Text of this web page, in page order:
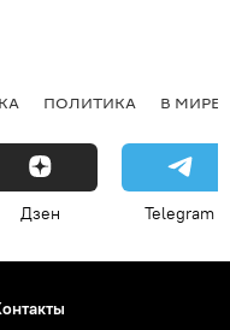
ПОЛИТИКА В МИРЕ
Дзен Telegram